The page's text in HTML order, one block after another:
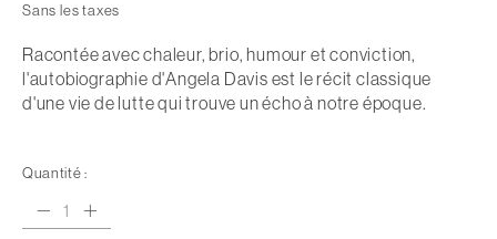
Sans les taxes
Racontée avec chaleur, brio, humour et conviction,
l'autobiographie d'Angela Davis est le récit classique
d'une vie de lutte qui trouve un écho à notre époque.
Quantité :